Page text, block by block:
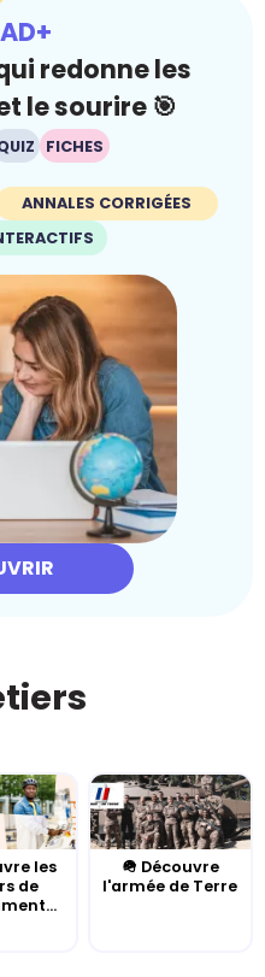
redonne les
le sourire 🎯
FICHES
ANNALES CORRIGÉES
les
de
🪖 Découvre
l'armée de Terre